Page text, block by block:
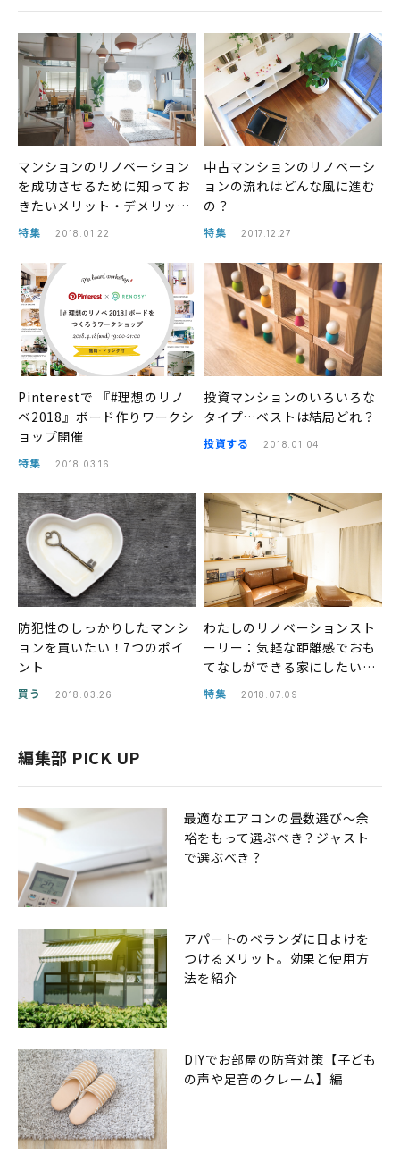
マンションのリノベーション
を成功させるために知ってお
きたいメリット・デメリット
とは？
特集 2018.01.22
中古マンションのリノベーシ
ョンの流れはどんな風に進む
の？
特集 2017.12.27
Pinterestで 『#理想のリノ
ベ2018』ボード作りワークシ
ョップ開催
特集 2018.03.16
投資マンションのいろいろな
タイプ…ベストは結局どれ？
投資する 2018.01.04
防犯性のしっかりしたマンシ
ョンを買いたい！7つのポイ
ント
買う 2018.03.26
わたしのリノベーションスト
ーリー：気軽な距離感でおも
てなしができる家にしたい。
フィナンシャルプラン アドバ
特集 2018.07.09
編集部 PICK UP
最適なエアコンの畳数選び〜余
裕をもって選ぶべき？ジャスト
で選ぶべき？
アパートのベランダに日よけを
つけるメリット。効果と使用方
法を紹介
DIYでお部屋の防音対策【子ども
の声や足音のクレーム】編